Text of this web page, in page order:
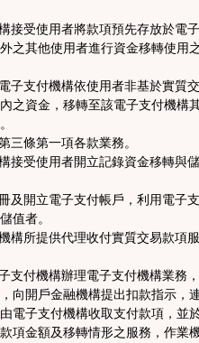
接受使用者將款項預先存放於電
之其他使用者進行資金移轉使用
子支付機構依使用者非基於實質
之資金，移轉至該電子支付機構
三條第一項各款業務。
接受使用者開立記錄資金移轉與
及開立電子支付帳戶，利用電子
值者。
構所提供代理收付實質交易款項
支付機構辦理電子支付機構業務
向開戶金融機構提出扣款指示，
電子支付機構收取支付款項，並
項金額及移轉情形之服務，作業